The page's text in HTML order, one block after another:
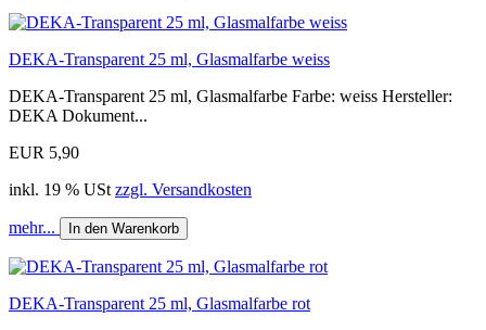
DEKA-Transparent 25 ml, Glasmalfarbe weiss
DEKA-Transparent 25 ml, Glasmalfarbe Farbe: weiss Hersteller:
DEKA Dokument...
EUR 5,90
inkl. 19 % USt zzgl. Versandkosten
mehr... In den Warenkorb
DEKA-Transparent 25 ml, Glasmalfarbe rot